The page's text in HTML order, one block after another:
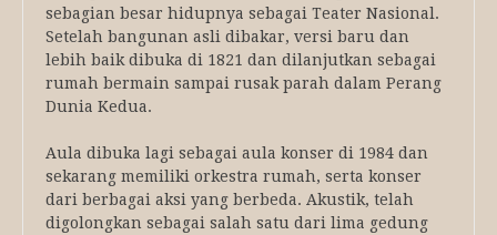
sebagian besar hidupnya sebagai Teater Nasional.
Setelah bangunan asli dibakar, versi baru dan
lebih baik dibuka di 1821 dan dilanjutkan sebagai
rumah bermain sampai rusak parah dalam Perang
Dunia Kedua.
Aula dibuka lagi sebagai aula konser di 1984 dan
sekarang memiliki orkestra rumah, serta konser
dari berbagai aksi yang berbeda. Akustik, telah
digolongkan sebagai salah satu dari lima gedung